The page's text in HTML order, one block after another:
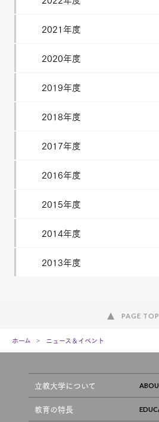
2021年度
2020年度
2019年度
2018年度
2017年度
2016年度
2015年度
2014年度
2013年度
PAGE TOP
ホーム ニュース＆イベント
立教大学について
教育の特長